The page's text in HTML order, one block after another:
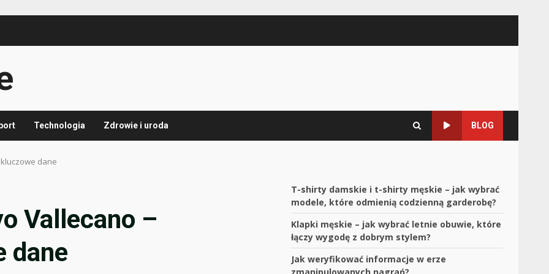
Technologia Zdrowie i uroda BLOG
dane
Vallecano –
dane
T-shirty damskie i t-shirty męskie – jak wybrać
modele, które odmienią codzienną garderobę?
Klapki męskie – jak wybrać letnie obuwie, które
łączy wygodę z dobrym stylem?
Jak weryfikować informacje w erze